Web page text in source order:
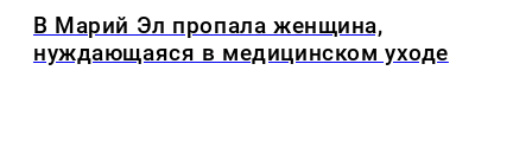
В Марий Эл пропала женщина,
нуждающаяся в медицинском уходе